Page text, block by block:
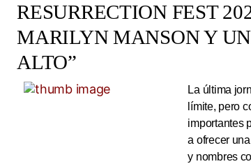
RESURRECTION FEST
MARILYN MANSON Y
ALTO”
La última
límite, pero
importantes
a ofrecer
y nombres